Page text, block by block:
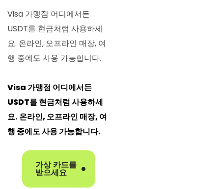
Visa 가맹점 어디에서든
USDT를 현금처럼 사용하세
요. 온라인, 오프라인 매장, 여
행 중에도 사용 가능합니다.
Visa 가맹점 어디에서든
USDT를 현금처럼 사용하세
요. 온라인, 오프라인 매장, 여
행 중에도 사용 가능합니다.
가상 카드를
받으세요